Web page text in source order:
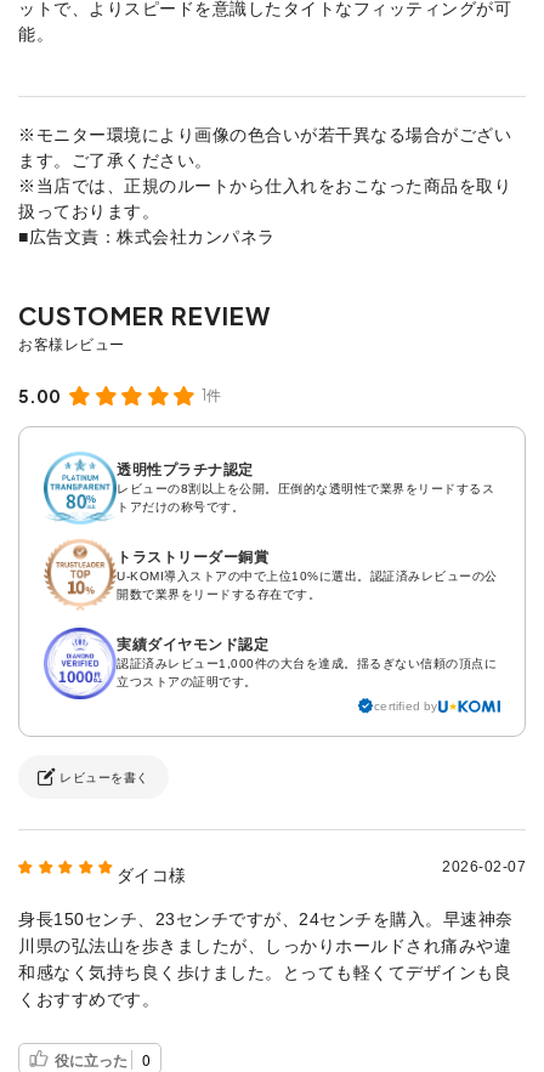
ットで、よりスピードを意識したタイトなフィッティングが可
能。
※モニター環境により画像の色合いが若干異なる場合がござい
ます。ご了承ください。
※当店では、正規のルートから仕入れをおこなった商品を取り
扱っております。
■広告文責：株式会社カンパネラ
5.00 1件
透明性プラチナ認定
レビューの8割以上を公開。圧倒的な透明性で業界をリードするス
トアだけの称号です。
トラストリーダー銅賞
U-KOMI導入ストアの中で上位10%に選出。認証済みレビューの公
開数で業界をリードする存在です。
実績ダイヤモンド認定
認証済みレビュー1,000件の大台を達成。揺るぎない信頼の頂点に
立つストアの証明です。
certified by
レビューを書く
ダイコ様 2026-02-07
身長150センチ、23センチですが、24センチを購入。早速神奈
川県の弘法山を歩きましたが、しっかりホールドされ痛みや違
和感なく気持ち良く歩けました。とっても軽くてデザインも良
くおすすめです。
役に立った 0